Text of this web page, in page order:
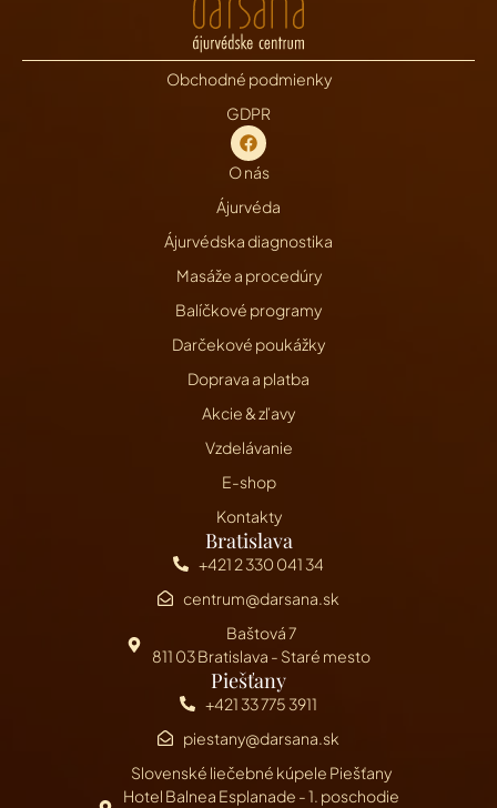
Obchodné podmienky
GDPR
O nás
Ájurvéda
Ájurvédska diagnostika
Masáže a procedúry
Balíčkové programy
Darčekové poukážky
Doprava a platba
Akcie & zľavy
Vzdelávanie
E-shop
Kontakty
Bratislava
+421 2 330 041 34
centrum@darsana.sk
Baštová 7
811 03 Bratislava - Staré mesto
Piešťany
+421 33 775 3911
piestany@darsana.sk
Slovenské liečebné kúpele Piešťany
Hotel Balnea Esplanade - 1. poschodie